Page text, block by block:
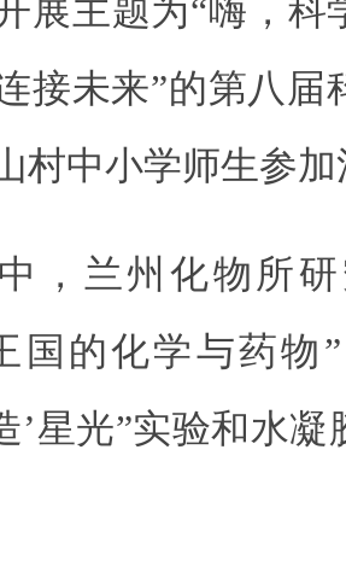
展主题为“嗨，
接未来”的第八届
村中小学师生参
，兰州化物所
国的化学与药物
’星光”实验和水